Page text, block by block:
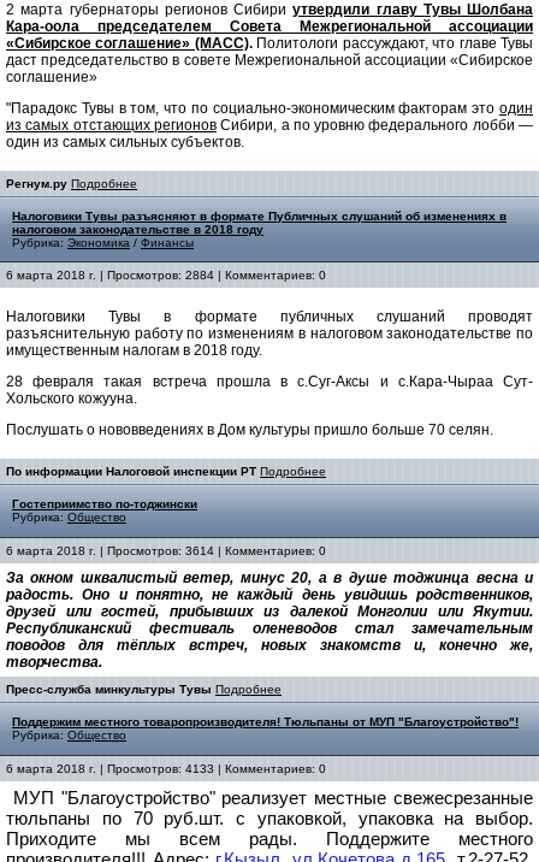
2 марта губернаторы регионов Сибириутвердили главу Тувы Шолбана
Кара-оола председателем Совета Межрегиональной ассоциации
«Сибирское соглашение» (МАСС).Политологи рассуждают, что главе Тувы
даст председательство в совете Межрегиональной ассоциации «Сибирское
соглашение»
"Парадокс Тувы в том, что по социально-экономическим факторам это один
из самых отстающих регионовСибири, а по уровню федерального лобби —
один из самых сильных субъектов.
Регнум.ру Подробнее
Налоговики Тувы разъясняют в формате Публичных слушаний об изменениях в
налоговом законодательстве в 2018 году
Рубрика: Экономика / Финансы
6 марта 2018 г. | Просмотров: 2884 | Комментариев: 0
Налоговики Тувы в формате публичных слушаний проводят
разъяснительную работу по изменениям в налоговом законодательстве по
имущественным налогам в 2018 году.
28 февраля такая встреча прошла в с.Суг-Аксы и с.Кара-Чыраа Сут-
Хольского кожууна.
Послушать о нововведениях в Дом культуры пришло больше 70 селян.
По информации Налоговой инспекции РТ Подробнее
Гостеприимство по-тоджински
Рубрика: Общество
6 марта 2018 г. | Просмотров: 3614 | Комментариев: 0
За окном шквалистый ветер, минус 20, а в душе тоджинца весна и
радость. Оно и понятно, не каждый день увидишь родственников,
друзей или гостей, прибывших из далекой Монголии или Якутии.
Республиканский фестиваль оленеводов стал замечательным
поводов для тёплых встреч, новых знакомств и, конечно же,
творчества.
Пресс-служба минкультуры Тувы Подробнее
Поддержим местного товаропроизводителя! Тюльпаны от МУП "Благоустройство"!
Рубрика: Общество
6 марта 2018 г. | Просмотров: 4133 | Комментариев: 0
МУП "Благоустройство" реализует местные свежесрезанные
тюльпаны по 70 руб.шт. с упаковкой, упаковка на выбор.
Приходите мы всем рады. Поддержите местного